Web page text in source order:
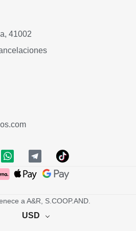
41002
a A&R, S.COOP.AND.
USD